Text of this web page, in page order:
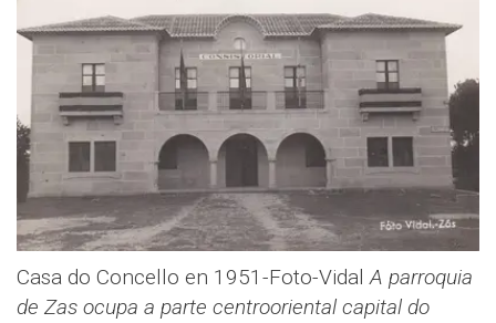
Casa do Concello en 1951-Foto-VidalA parroquia
de Zas ocupa a parte centrooriental capital do